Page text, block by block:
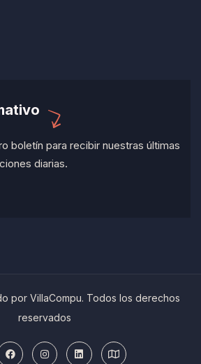
boletín para recibir nuestras últimas
diarias.
por VillaCompu. Todos los derechos
reservados